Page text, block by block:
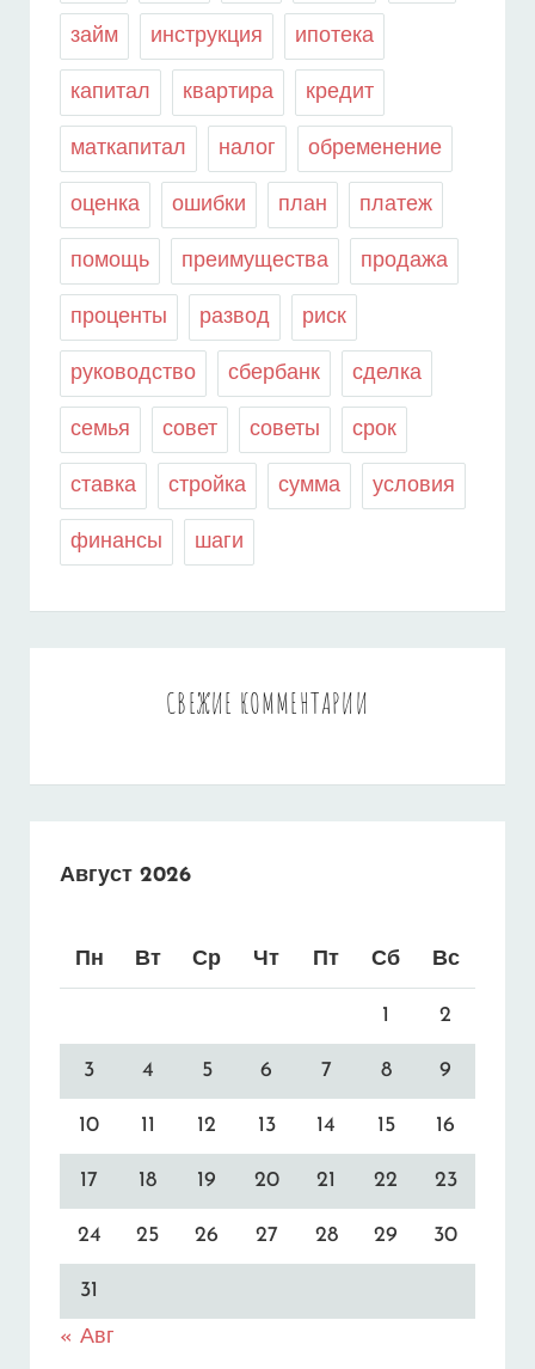
займ инструкция ипотека
капитал квартира кредит
маткапитал налог обременение
оценка ошибки план платеж
помощь преимущества продажа
проценты развод риск
руководство сбербанк сделка
семья совет советы срок
ставка стройка сумма условия
финансы шаги
СВЕЖИЕ КОММЕНТАРИИ
Август 2026
Пн Вт Ср Чт Пт Сб Вс
1 2
3 4 5 6 7 8 9
10 11 12 13 14 15 16
17 18 19 20 21 22 23
24 25 26 27 28 29 30
31
« Авг